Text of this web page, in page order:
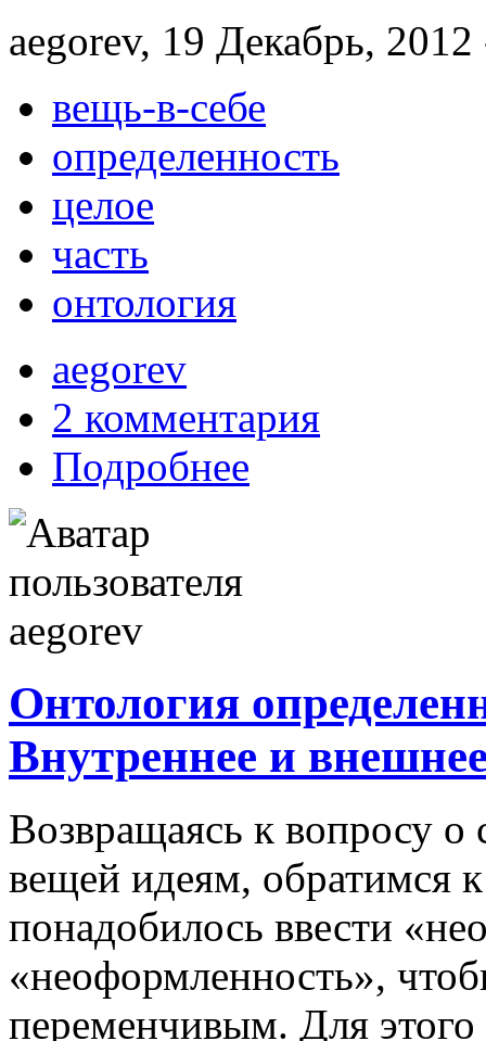
aegorev, 19 Декабрь,
вещь-в-себе
определенность
целое
часть
онтология
aegorev
2 комментария
Подробнее
Онтология
Внутреннее и
Возвращаясь к вопросу о
вещей идеям, обратимся
понадобилось ввести
«неоформленность»,
переменчивым. Для этого